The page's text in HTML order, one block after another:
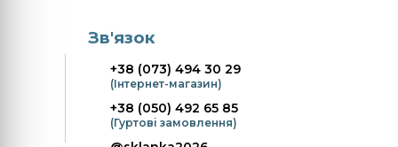
Зв'язок
+38 (073) 494 30 29
(Інтернет-магазин)
+38 (050) 492 65 85
(Гуртові замовлення)